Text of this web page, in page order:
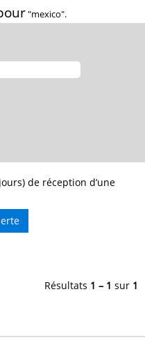
"mexico".
de réception d’une
Résultats 1 – 1 sur 1